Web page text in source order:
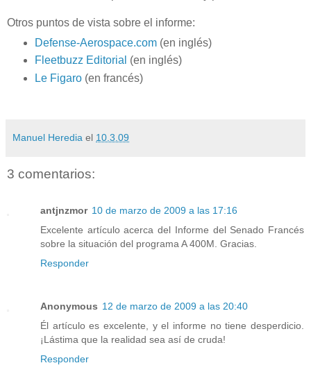
Otros puntos de vista sobre el informe:
Defense-Aerospace.com(en inglés)
Fleetbuzz Editorial (en inglés)
Le Figaro(en francés)
Manuel Heredia el 10.3.09
3 comentarios:
antjnzmor 10 de marzo de 2009 a las 17:16
Excelente artículo acerca del Informe del Senado Francés
sobre la situación del programa A 400M. Gracias.
Responder
Anonymous 12 de marzo de 2009 a las 20:40
Él artículo es excelente, y el informe no tiene desperdicio.
¡Lástima que la realidad sea así de cruda!
Responder